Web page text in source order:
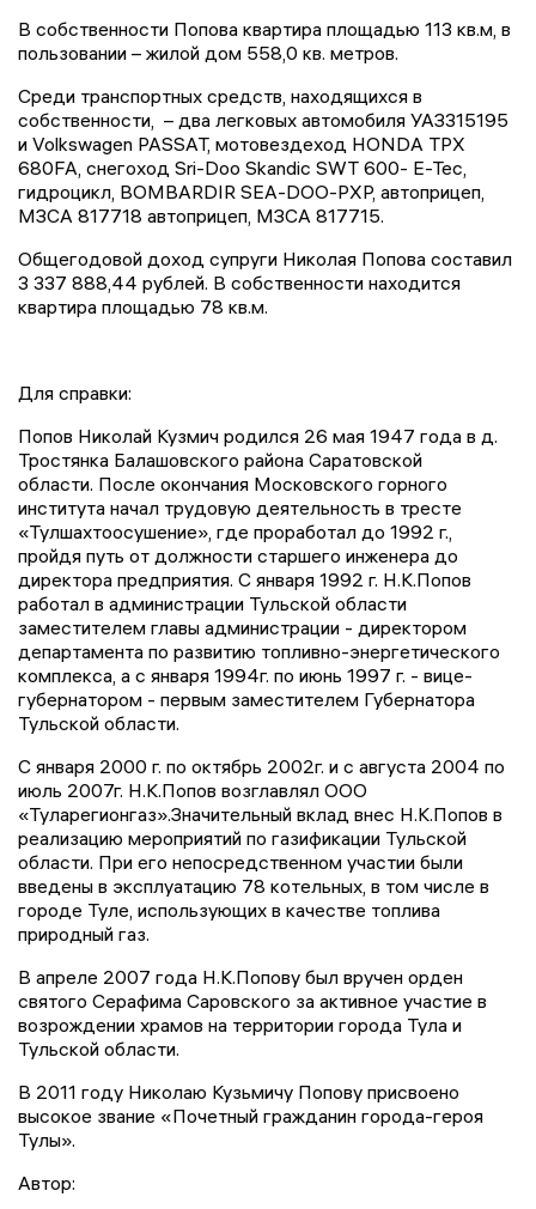
В собственности Попова квартира площадью 113 кв.м, в
пользовании – жилой дом 558,0 кв. метров.
Среди транспортных средств, находящихся в
собственности, – два легковых автомобиля УАЗ315195
и Volkswagen PASSAT, мотовездеход HONDA TPX
680FA, снегоход Sri-Doo Skandic SWT 600- E-Tec,
гидроцикл, ВOMBARDIR SEA-DOO-PXP, автоприцеп,
МЗСА 817718 автоприцеп, МЗСА 817715.
Общегодовой доход супруги Николая Попова составил
3 337 888,44 рублей. В собственности находится
квартира площадью 78 кв.м.
Для справки:
Попов Николай Кузмич родился 26 мая 1947 года в д.
Тростянка Балашовского района Саратовской
области. После окончания Московского горного
института начал трудовую деятельность в тресте
«Тулшахтоосушение», где проработал до 1992 г.,
пройдя путь от должности старшего инженера до
директора предприятия. С января 1992 г. Н.К.Попов
работал в администрации Тульской области
заместителем главы администрации - директором
департамента по развитию топливно-энергетического
комплекса, а с января 1994г. по июнь 1997 г. - вице-
губернатором - первым заместителем Губернатора
Тульской области.
С января 2000 г. по октябрь 2002г. и с августа 2004 по
июль 2007г. Н.К.Попов возглавлял ООО
«Туларегионгаз».Значительный вклад внес Н.К.Попов в
реализацию мероприятий по газификации Тульской
области. При его непосредственном участии были
введены в эксплуатацию 78 котельных, в том числе в
городе Туле, использующих в качестве топлива
природный газ.
В апреле 2007 года Н.К.Попову был вручен орден
святого Серафима Саровского за активное участие в
возрождении храмов на территории города Тула и
Тульской области.
В 2011 году Николаю Кузьмичу Попову присвоено
высокое звание «Почетный гражданин города-героя
Тулы».
Автор: